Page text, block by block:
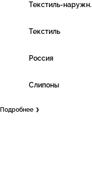
Текстиль-наружн.
Текстиль
Россия
Слипоны
Подробнее